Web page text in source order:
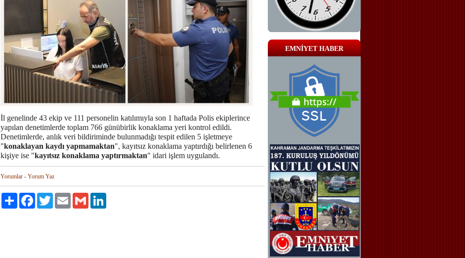
İl genelinde 43 ekip ve 111 personelin katılımıyla son 1 haftada Polis ekiplerince
yapılan denetimlerde toplam 766 günübirlik konaklama yeri kontrol edildi.
Denetimlerde, anlık veri bildiriminde bulunmadığı tespit edilen 5 işletmeye
"konaklayan kaydı yapmamaktan", kayıtsız konaklama yaptırdığı belirlenen 6
kişiye ise "kayıtsız konaklama yaptırmaktan" idari işlem uygulandı.
Yorumlar - Yorum Yaz
Paylaş FacebookTwitter Email Gmail
EMNİYET HABER